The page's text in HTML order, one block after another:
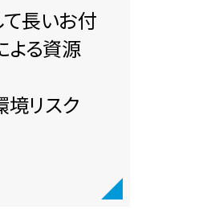
長いお付
よる資源
境リスク